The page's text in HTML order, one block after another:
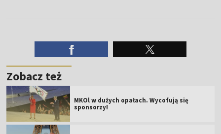
Zobacz też
MKOl w dużych opałach. Wycofują się
sponsorzy!